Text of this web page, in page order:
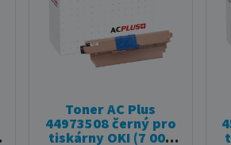
Toner AC Plus
44973508 černý pro
tiskárny OKI (7 000